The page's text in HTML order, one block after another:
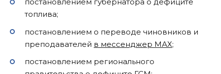
топлива;
постановлением о переводе чиновников и
преподавателей в мессенджер МАХ;
постановлением регионального